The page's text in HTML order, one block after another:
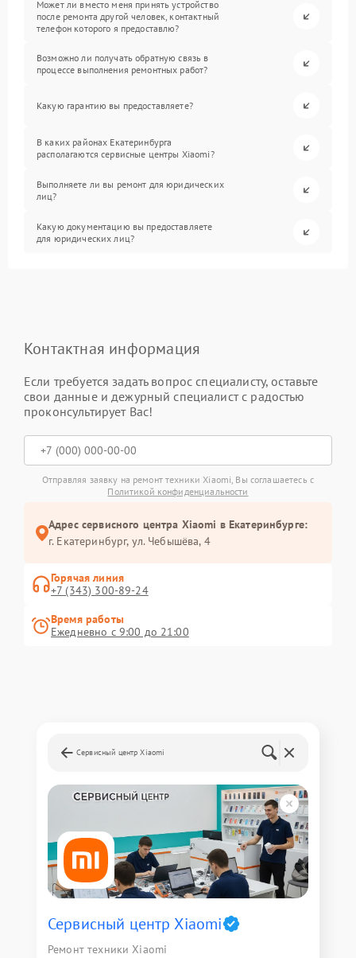
Может ли вместо меня принять устройство
после ремонта другой человек, контактный
телефон которого я предоставлю?
Возможно ли получать обратную связь в
процессе выполнения ремонтных работ?
Какую гарантию вы предоставляете?
В каких районах Екатеринбурга
располагаются сервисные центры Xiaomi?
Выполняете ли вы ремонт для юридических
лиц?
Какую документацию вы предоставляете
для юридических лиц?
Контактная информация
Если требуется задать вопрос специалисту, оставьте
свои данные и дежурный специалист с радостью
проконсультирует Вас!
Отправляя заявку на ремонт техники Xiaomi, Вы соглашаетесь с
Политикой конфиденциальности
Адрес сервисного центра Xiaomi в Екатеринбурге:
г. Екатеринбург, ул. Чебышёва, 4
Горячая линия
+7 (343) 300-89-24
Время работы
Ежедневно с 9:00 до 21:00
Сервисный центр Xiaomi
Сервисный центр Xiaomi
Ремонт техники Xiaomi